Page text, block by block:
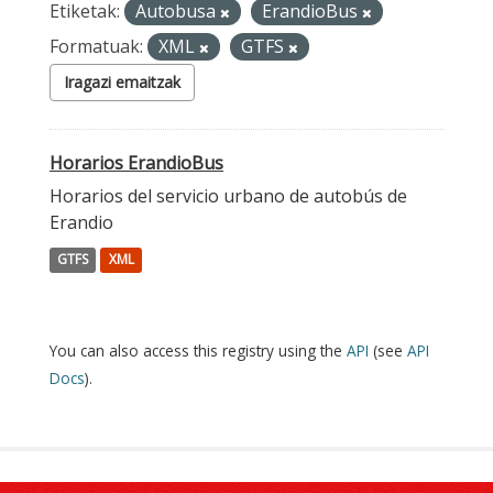
Etiketak: Autobusa
ErandioBus
Formatuak:
XML GTFS
Iragazi emaitzak
Horarios ErandioBus
Horarios del servicio urbano de autobús de
Erandio
GTFS XML
You can also access this registry using the API (see API
Docs).